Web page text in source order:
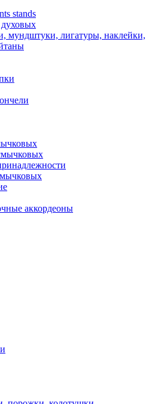
stands
мундштуки, лигатуры, наклейки,
аккордеоны